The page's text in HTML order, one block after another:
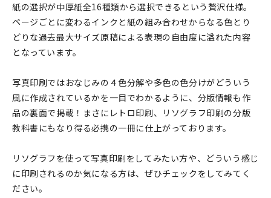
在庫限り
おすすめ特集
読みもの
ギャラリー
紙の選択が中厚紙全16種類から選択できるという贅沢仕様。
ページごとに変わるインクと紙の組み合わせからなる色とり
どりな過去最大サイズ原稿による表現の自由度に溢れた内容
となっています。
写真印刷ではおなじみの４色分解や多色の色分けがどういう
風に作成されているかを一目でわかるように、分版情報も作
品の裏面で掲載！まさにレトロ印刷、リソグラフ印刷の分版
教科書にもなり得る必携の一冊に仕上がっております。
リソグラフを使って写真印刷をしてみたい方や、どういう感じ
に印刷されるのか気になる方は、ぜひチェックをしてみてく
ださい。